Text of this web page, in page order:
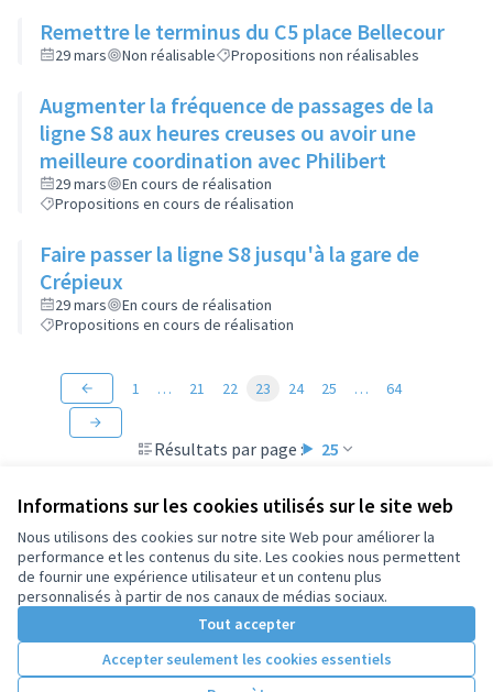
Informations sur les cookies utilisés sur le site web
Nous utilisons des cookies sur notre site Web pour améliorer la
performance et les contenus du site. Les cookies nous permettent
de fournir une expérience utilisateur et un contenu plus
personnalisés à partir de nos canaux de médias sociaux.
Tout accepter
Accepter seulement les cookies essentiels
Remettre le terminus du C5 place Bellecour
29 mars Non réalisable Propositions non réalisables
Augmenter la fréquence de passages de la
ligne S8 aux heures creuses ou avoir une
meilleure coordination avec Philibert
29 mars
En cours de réalisation
Propositions en cours de réalisation
Faire passer la ligne S8 jusqu'à la gare de
Crépieux
29 mars
En cours de réalisation
Propositions en cours de réalisation
Résultats par page : 25
1 … 21 22 23 24 25 … 64
Conditions d'utilisation
Paramètres des cookies
(Lien externe) Licence
(Lien